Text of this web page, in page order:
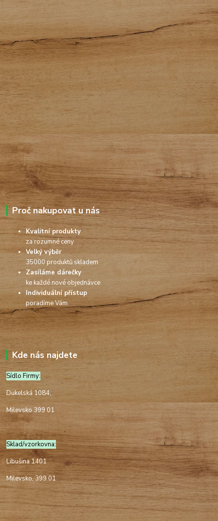
Proč nakupovat u nás
Kvalitní produkty
za rozumné ceny
Velký výběr
35000 produktů skladem
Zasíláme dárečky
ke každé nové objednávce
Individuální přístup
poradíme Vám
Kde nás najdete
Sídlo Firmy:
Dukelská 1084,
Milevsko 399 01
Sklad/vzorkovna:
Libušina 1401
Milevsko, 399 01